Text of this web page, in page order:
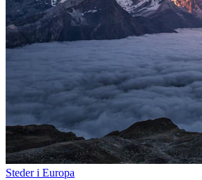
Steder i Europa